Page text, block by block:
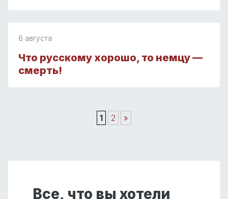
6 августа
Что русскому хорошо, то немцу —
смерть!
1 2 »
Все, что вы хотели